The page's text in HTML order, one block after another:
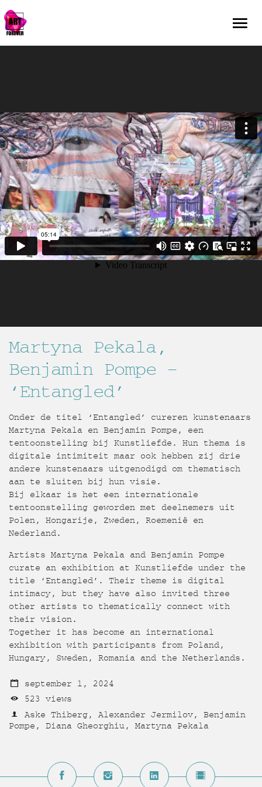
Martyna Pekala,
Benjamin Pompe –
‘Entangled’
Onder de titel ‘Entangled’ cureren kunstenaars
Martyna Pekala en Benjamin Pompe, een
tentoonstelling bij Kunstliefde. Hun thema is
digitale intimiteit maar ook hebben zij drie
andere kunstenaars uitgenodigd om thematisch
aan te sluiten bij hun visie.
Bij elkaar is het een internationale
tentoonstelling geworden met deelnemers uit
Polen, Hongarije, Zweden, Roemenië en
Nederland.
Artists Martyna Pekala and Benjamin Pompe
curate an exhibition at Kunstliefde under the
title ‘Entangled’. Their theme is digital
intimacy, but they have also invited three
other artists to thematically connect with
their vision.
Together it has become an international
exhibition with participants from Poland,
Hungary, Sweden, Romania and the Netherlands.
september 1, 2024
523 views
Aske Thiberg, Alexander Jermilov, Benjamin
Pompe, Diana Gheorghiu, Martyna Pekala